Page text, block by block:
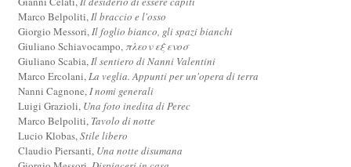
Marco Belpoliti,Il braccio e l'osso
Giorgio Messori,Il foglio bianco, gli spazi bianchi
Giuliano Schiavocampo,πλεον εξ ενοσ
Giuliano Scabia,Il sentiero di Nanni Valentini
Marco Ercolani,La veglia. Appunti per un'opera di terra
Nanni Cagnone,I nomi generali
Luigi Grazioli, Una foto inedita di Perec
Marco Belpoliti, Tavolo di notte
Lucio Klobas,Stile libero
Claudio Piersanti, Una notte disumana